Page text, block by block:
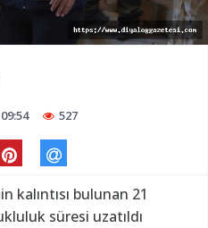
527
kalıntısı bulunan 21
süresi uzatıldı